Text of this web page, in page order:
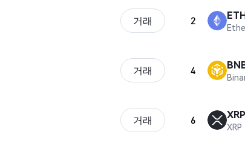
거래 2
거래 4
거래 6 XRP
XRP